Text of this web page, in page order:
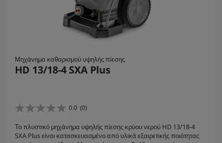
Μηχάνημα καθαρισμού υψηλής πίεσης
HD 13/18-4 SXA Plus
0.0 (0)
0
0
α
Το πλυστικό μηχάνημα υψηλής πίεσης κρύου νερού HD 13/18-4
SXA Plus είναι κατασκευασμένο από υλικά εξαιρετικής ποιότητας